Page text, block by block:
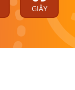
GIÂY